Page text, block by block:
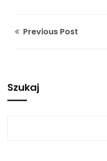
Previous Post
Szukaj